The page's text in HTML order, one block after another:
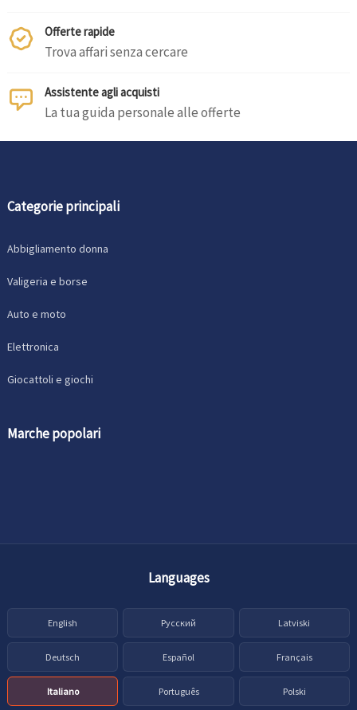
Offerte rapide
Trova affari senza cercare
Assistente agli acquisti
La tua guida personale alle offerte
Categorie principali
Abbigliamento donna
Valigeria e borse
Auto e moto
Elettronica
Giocattoli e giochi
Marche popolari
Languages
English Русский Latviski
Deutsch Español Français
Italiano Português Polski